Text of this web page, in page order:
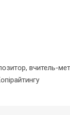
вчитель-